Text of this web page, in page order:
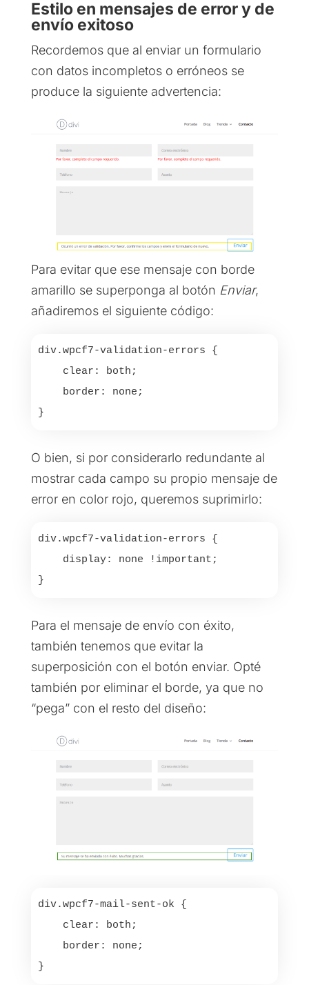
Estilo en mensajes de error y de
envío exitoso
Recordemos que al enviar un formulario
con datos incompletos o erróneos se
produce la siguiente advertencia:
Para evitar que ese mensaje con borde
amarillo se superponga al botón Enviar,
añadiremos el siguiente código:
div.wpcf7-validation-errors {
clear: both;
border: none;
}
O bien, si por considerarlo redundante al
mostrar cada campo su propio mensaje de
error en color rojo, queremos suprimirlo:
div.wpcf7-validation-errors {
display: none !important;
}
Para el mensaje de envío con éxito,
también tenemos que evitar la
superposición con el botón enviar. Opté
también por eliminar el borde, ya que no
“pega” con el resto del diseño:
div.wpcf7-mail-sent-ok {
clear: both;
border: none;
}